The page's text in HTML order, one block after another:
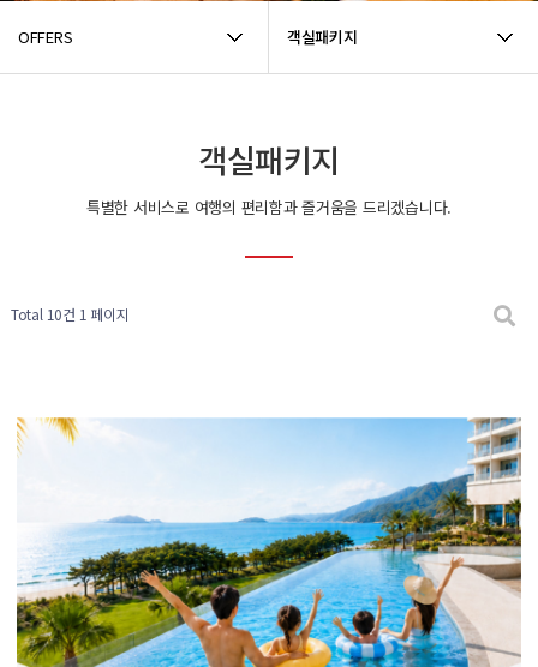
OFFERS 객실패키지
객실패키지
특별한 서비스로 여행의 편리함과 즐거움을 드리겠습니다.
Total 10건 1 페이지